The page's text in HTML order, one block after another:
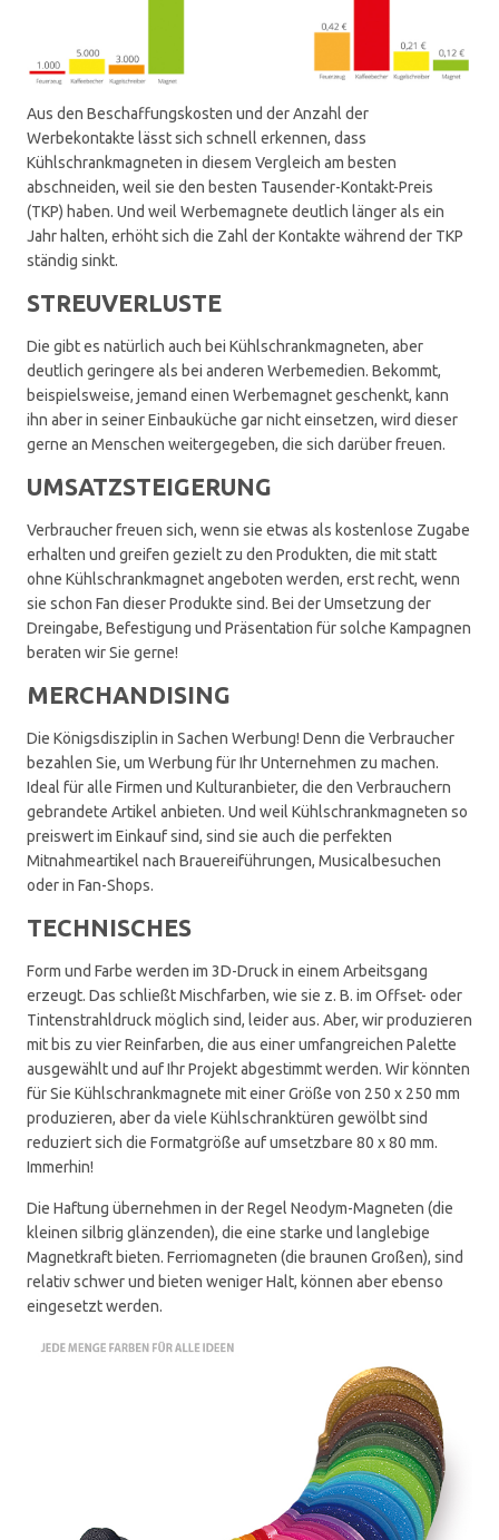
Aus den Beschaffungskosten und der Anzahl der
Werbekontakte lässt sich schnell erkennen, dass
Kühlschrankmagneten in diesem Vergleich am besten
abschneiden, weil sie den besten Tausender-Kontakt-Preis
(TKP) haben. Und weil Werbemagnete deutlich länger als ein
Jahr halten, erhöht sich die Zahl der Kontakte während der TKP
ständig sinkt.
STREUVERLUSTE
Die gibt es natürlich auch bei Kühlschrankmagneten, aber
deutlich geringere als bei anderen Werbemedien. Bekommt,
beispielsweise, jemand einen Werbemagnet geschenkt, kann
ihn aber in seiner Einbauküche gar nicht einsetzen, wird dieser
gerne an Menschen weitergegeben, die sich darüber freuen.
UMSATZSTEIGERUNG
Verbraucher freuen sich, wenn sie etwas als kostenlose Zugabe
erhalten und greifen gezielt zu den Produkten, die mit statt
ohne Kühlschrankmagnet angeboten werden, erst recht, wenn
sie schon Fan dieser Produkte sind. Bei der Umsetzung der
Dreingabe, Befestigung und Präsentation für solche Kampagnen
beraten wir Sie gerne!
MERCHANDISING
Die Königsdisziplin in Sachen Werbung! Denn die Verbraucher
bezahlen Sie, um Werbung für Ihr Unternehmen zu machen.
Ideal für alle Firmen und Kulturanbieter, die den Verbrauchern
gebrandete Artikel anbieten. Und weil Kühlschrankmagneten so
preiswert im Einkauf sind, sind sie auch die perfekten
Mitnahmeartikel nach Brauereiführungen, Musicalbesuchen
oder in Fan-Shops.
TECHNISCHES
Form und Farbe werden im 3D-Druck in einem Arbeitsgang
erzeugt. Das schließt Mischfarben, wie sie z. B. im Offset- oder
Tintenstrahldruck möglich sind, leider aus. Aber, wir produzieren
mit bis zu vier Reinfarben, die aus einer umfangreichen Palette
ausgewählt und auf Ihr Projekt abgestimmt werden. Wir könnten
für Sie Kühlschrankmagnete mit einer Größe von 250 x 250 mm
produzieren, aber da viele Kühlschranktüren gewölbt sind
reduziert sich die Formatgröße auf umsetzbare 80 x 80 mm.
Immerhin!
Die Haftung übernehmen in der Regel Neodym-Magneten (die
kleinen silbrig glänzenden), die eine starke und langlebige
Magnetkraft bieten. Ferriomagneten (die braunen Großen), sind
relativ schwer und bieten weniger Halt, können aber ebenso
eingesetzt werden.